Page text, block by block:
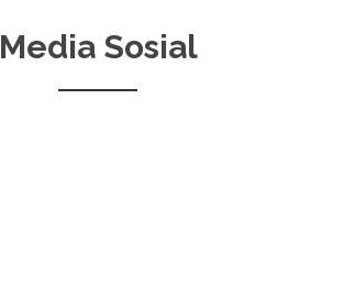
Media Sosial